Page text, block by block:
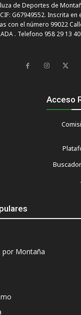
de Deportes de
G67949552. Inscrita
con el número 99022
. Telefono 958 29 13 40
Acceso
por Montaña